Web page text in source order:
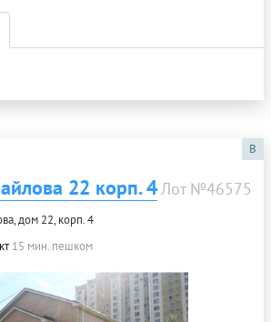
B
22 корп. 4 Лот №46575
дом 22, корп. 4
15 мин. пешком